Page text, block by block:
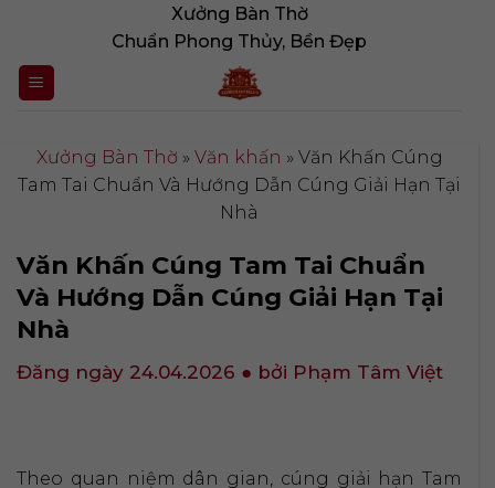
nội
dung
Xưởng Bàn Thờ
Chuẩn Phong Thủy, Bền Đẹp
Xưởng Bàn Thờ » Văn khấn » Văn Khấn Cúng
Tam Tai Chuẩn Và Hướng Dẫn Cúng Giải Hạn Tại
Nhà
Văn Khấn Cúng Tam Tai Chuẩn
Và Hướng Dẫn Cúng Giải Hạn Tại
Nhà
Đăng ngày 24.04.2026 ● bởi Phạm Tâm Việt
Theo quan niệm dân gian, cúng giải hạn Tam